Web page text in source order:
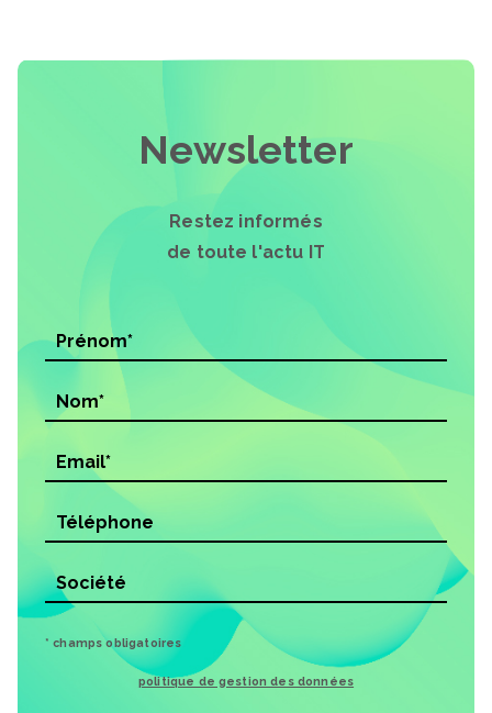
Newsletter
Restez informés
de toute l'actu IT
* champs obligatoires
politique de gestion des données